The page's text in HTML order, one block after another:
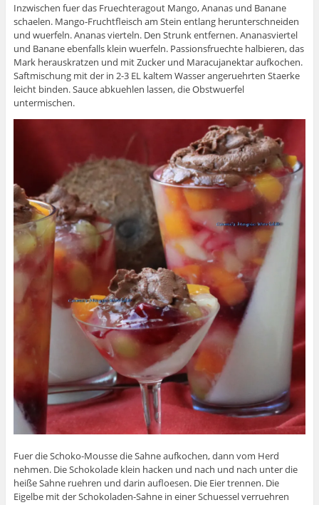
Inzwischen fuer das Fruechteragout Mango, Ananas und Banane
schaelen. Mango-Fruchtfleisch am Stein entlang herunterschneiden
und wuerfeln. Ananas vierteln. Den Strunk entfernen. Ananasviertel
und Banane ebenfalls klein wuerfeln. Passionsfruechte halbieren, das
Mark herauskratzen und mit Zucker und Maracujanektar aufkochen.
Saftmischung mit der in 2-3 EL kaltem Wasser angeruehrten Staerke
leicht binden. Sauce abkuehlen lassen, die Obstwuerfel
untermischen.
Fuer die Schoko-Mousse die Sahne aufkochen, dann vom Herd
nehmen. Die Schokolade klein hacken und nach und nach unter die
heiße Sahne ruehren und darin aufloesen. Die Eier trennen. Die
Eigelbe mit der Schokoladen-Sahne in einer Schuessel verruehren